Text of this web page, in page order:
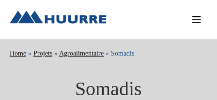
navigation
principal
barreHome » Projets » Agroalimentaire » Somadis
Somadis